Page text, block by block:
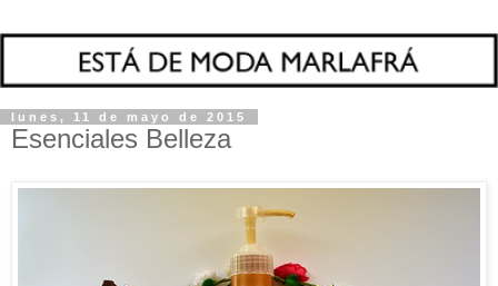
lunes, 11 de mayo de 2015
Esenciales Belleza